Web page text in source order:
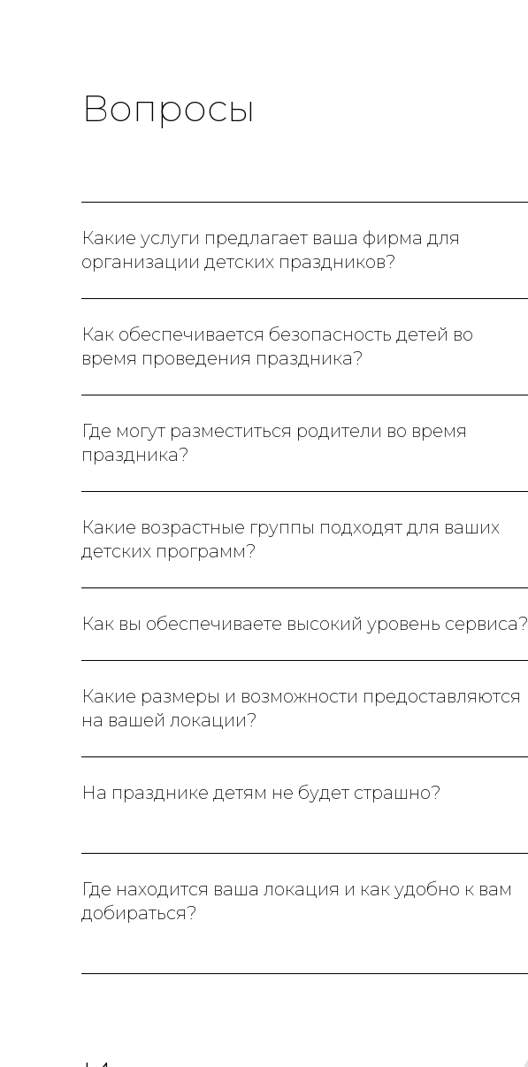
Вопросы
Какие услуги предлагает ваша фирма для
организации детских праздников?
Как обеспечивается безопасность детей во
время проведения праздника?
Где могут разместиться родители во время
праздника?
Какие возрастные группы подходят для ваших
детских программ?
Как вы обеспечиваете высокий уровень сервиса?
Какие размеры и возможности предоставляются
на вашей локации?
На празднике детям не будет страшно?
Где находится ваша локация и как удобно к вам
добираться?